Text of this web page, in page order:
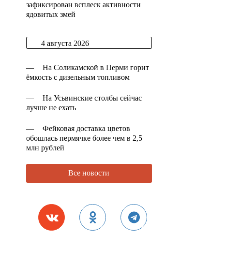
зафиксирован всплеск активности
ядовитых змей
4 августа 2026
—
На Соликамской в Перми горит
ёмкость с дизельным топливом
—
На Усьвинские столбы сейчас
лучше не ехать
—
Фейковая доставка цветов
обошлась пермячке более чем в 2,5
млн рублей
Все новости